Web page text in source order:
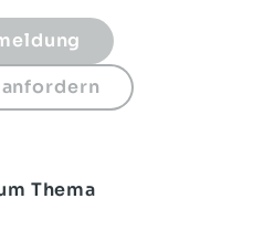
Thema